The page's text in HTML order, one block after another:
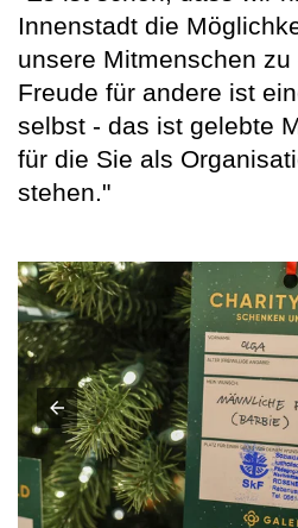
Innenstadt die
unsere Mitmenschen
Freude für andere ist
selbst - das ist gelebte
für die Sie als
stehen."